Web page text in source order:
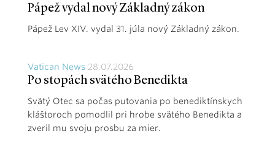
Pápež vydal nový Základný zákon
Pápež Lev XIV. vydal 31. júla nový Základný zákon.
Vatican News 28.07.2026
Po stopách svätého Benedikta
Svätý Otec sa počas putovania po benediktínskych
kláštoroch pomodlil pri hrobe svätého Benedikta a
zveril mu svoju prosbu za mier.